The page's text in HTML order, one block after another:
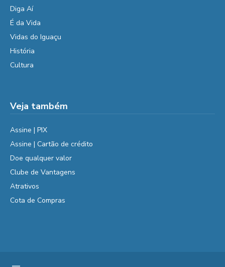
Diga Aí
É da Vida
Vidas do Iguaçu
História
Cultura
Veja também
Assine | PIX
Assine | Cartão de crédito
Doe qualquer valor
Clube de Vantagens
Atrativos
Cota de Compras